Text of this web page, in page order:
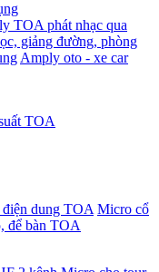
TOA phát nhạc qua
giảng đường, phòng
Amply oto - xe car
TOA
dung TOA Micro cổ
để bàn TOA